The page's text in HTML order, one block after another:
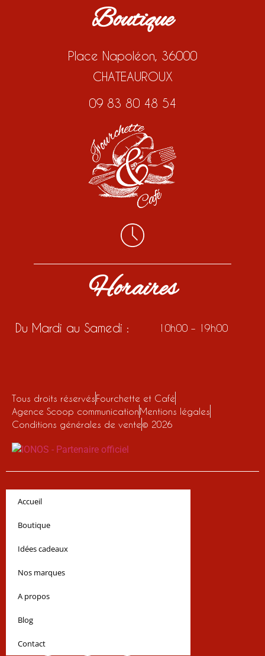
Boutique
Place Napoléon, 36000
CHATEAUROUX
09 83 80 48 54
Horaires
Du Mardi au Samedi : 10h00 – 19h00
Tous droits réservésFourchette et Café
Agence Scoop communicationMentions légales
Conditions générales de vente© 2026
Accueil
Boutique
Idées cadeaux
Nos marques
A propos
Blog
Contact